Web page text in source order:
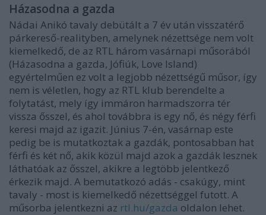
Házasodna a gazda
Nádai Anikó tavaly debütált a 7 év után visszatérő
párkereső-realityben, amelynek nézettsége nem volt
kiemelkedő, de az RTL három vasárnapi műsorából
(Házasodna a gazda, Jófiúk, Love Island)
egyértelműen ez volt a legjobb nézettségű műsor, így
nem is véletlen, hogy az RTL klub berendelte a
folytatást, mely így immáron harmadszorra tér
vissza ősszel, és ahol továbbra is egy nő, és négy férfi
keresi majd az igazit. Június 7-én, vasárnap este
pedig be is mutatkoztak a gazdák, pontosabban hat
férfi és két nő, akik közül majd azok a gazdák lesznek
láthatóak az ősszel, akikre a legtöbb jelentkező
érkezik majd. A bemutatkozó adás - csakúgy, mint
tavaly - most is kiemelkedő nézettséggel futott. A
műsorba jelentkezni az rtl.hu/gazda oldalon lehet.